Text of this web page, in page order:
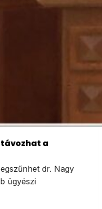
a
dr. Nagy
ügyészi